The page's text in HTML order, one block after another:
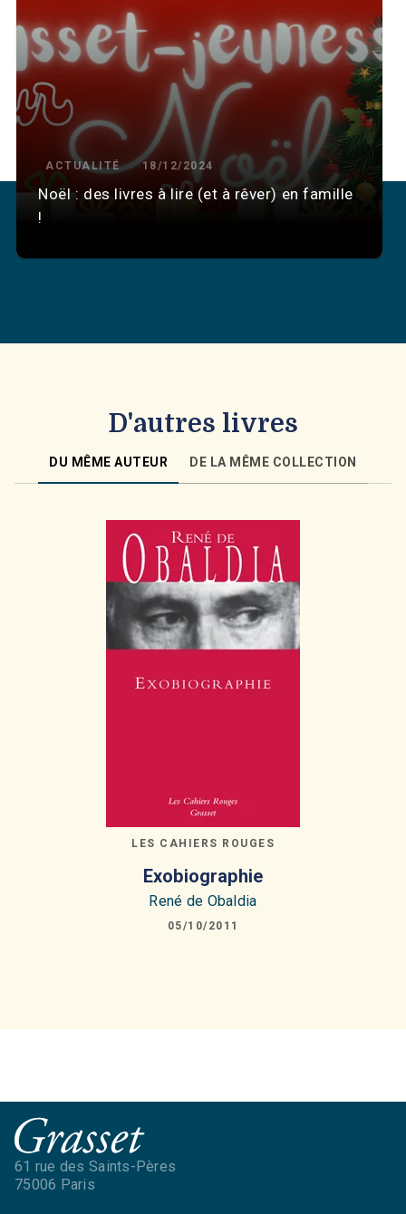
ACTUALITÉ 18/12/2024
Noël : des livres à lire (et à rêver) en famille
!
D'autres livres
DU MÊME AUTEUR DE LA MÊME COLLECTION
LES CAHIERS ROUGES
Exobiographie
René de Obaldia
05/10/2011
61 rue des Saints-Pères
75006 Paris